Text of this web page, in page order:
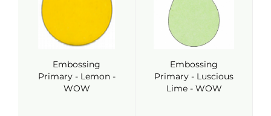
Embossing
Primary - Lemon -
WOW
Embossing
Primary - Luscious
Lime - WOW